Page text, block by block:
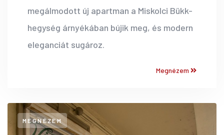
megálmodott új apartman a Miskolci Bükk-
hegység árnyékában bújik meg, és modern
eleganciát sugároz.
Megnézem
MEGNÉZEM